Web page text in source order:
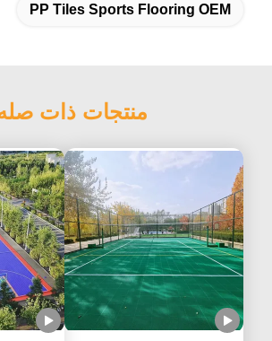
PP Tiles Sports Flooring OEM
منتجات ذات صله